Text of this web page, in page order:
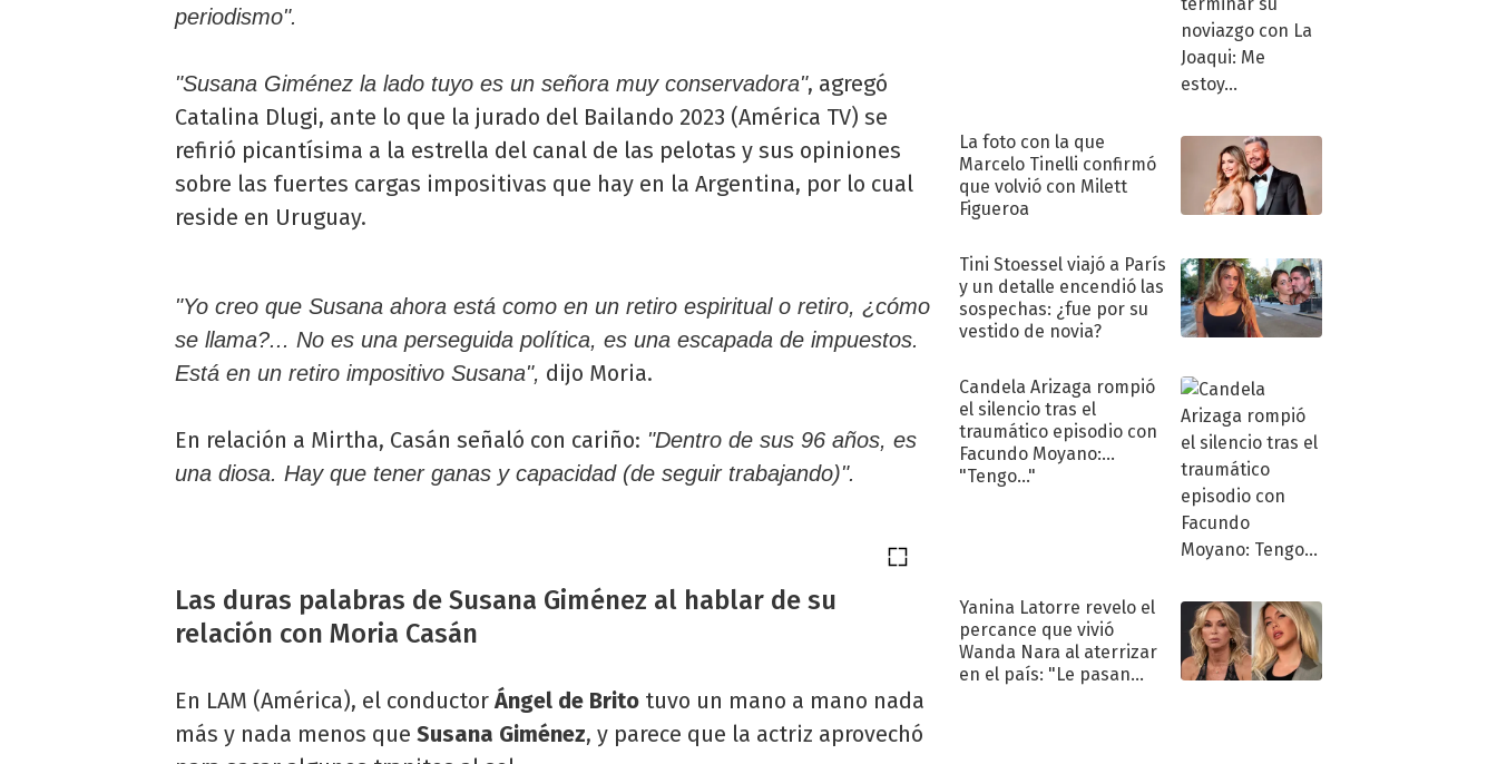
periodismo".
"Susana Giménez la lado tuyo es un señora muy conservadora", agregó
Catalina Dlugi, ante lo que la jurado del Bailando 2023 (América TV) se
refirió picantísima a la estrella del canal de las pelotas y sus opiniones
sobre las fuertes cargas impositivas que hay en la Argentina, por lo cual
reside en Uruguay.
"Yo creo que Susana ahora está como en un retiro espiritual o retiro, ¿cómo
se llama?... No es una perseguida política, es una escapada de impuestos.
Está en un retiro impositivo Susana", dijo Moria.
En relación a Mirtha, Casán señaló con cariño: "Dentro de sus 96 años, es
una diosa. Hay que tener ganas y capacidad (de seguir trabajando)".
Las duras palabras de Susana Giménez al hablar de su
relación con Moria Casán
En LAM (América), el conductorÁngel de Brito tuvo un mano a mano nada
más y nada menos que Susana Giménez, y parece que la actriz aprovechó
La foto con la que
Marcelo Tinelli confirmó
que volvió con Milett
Figueroa
Tini Stoessel viajó a París
y un detalle encendió las
sospechas: ¿fue por su
vestido de novia?
Candela Arizaga rompió
el silencio tras el
traumático episodio con
Facundo Moyano:
"Tengo..."
Yanina Latorre revelo el
percance que vivió
Wanda Nara al aterrizar
en el país: "Le pasan